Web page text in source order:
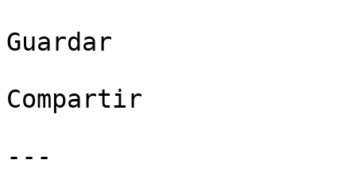
Guardar
Compartir
---